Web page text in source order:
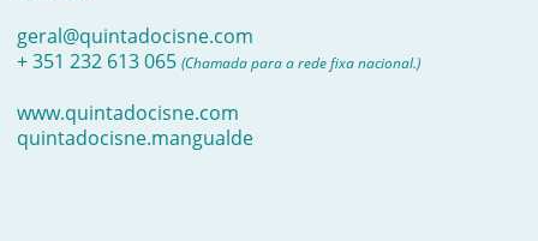
geral@quintadocisne.com
+ 351 232 613 065 (Chamada para a rede fixa nacional.)
www.quintadocisne.com
quintadocisne.mangualde